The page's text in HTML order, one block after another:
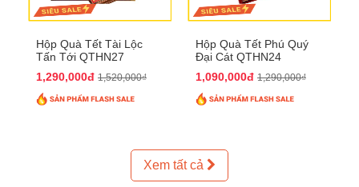
Hộp Quà Tết Tài Lộc
Tấn Tới QTHN27
1,290,000đ 1,520,000₫
Hộp Quà Tết Phú Quý
Đại Cát QTHN24
1,090,000đ 1,290,000₫
Xem tất cả